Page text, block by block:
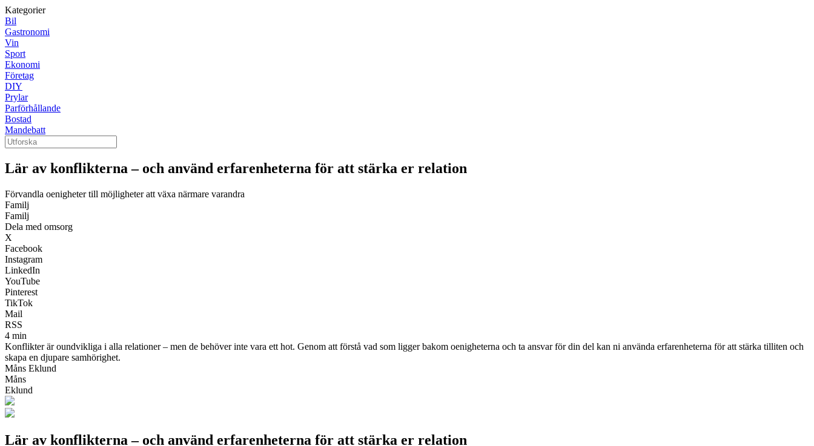
Kategorier
Bil
Gastronomi
Vin
Sport
Ekonomi
Företag
DIY
Prylar
Parförhållande
Bostad
Mandebatt
Lär av konflikterna – och använd erfarenheterna för att stärka er relation
Förvandla oenigheter till möjligheter att växa närmare varandra
Familj
Familj
Dela med omsorg
X
Facebook
Instagram
LinkedIn
YouTube
Pinterest
TikTok
Mail
RSS
4 min
Konflikter är oundvikliga i alla relationer – men de behöver inte vara ett hot. Genom att förstå vad som ligger bakom oenigheterna och ta ansvar för din del kan ni använda erfarenheterna för att stärka tilliten och
skapa en djupare samhörighet.
Måns Eklund
Måns
Eklund
Lär av konflikterna – och använd erfarenheterna för att stärka er relation